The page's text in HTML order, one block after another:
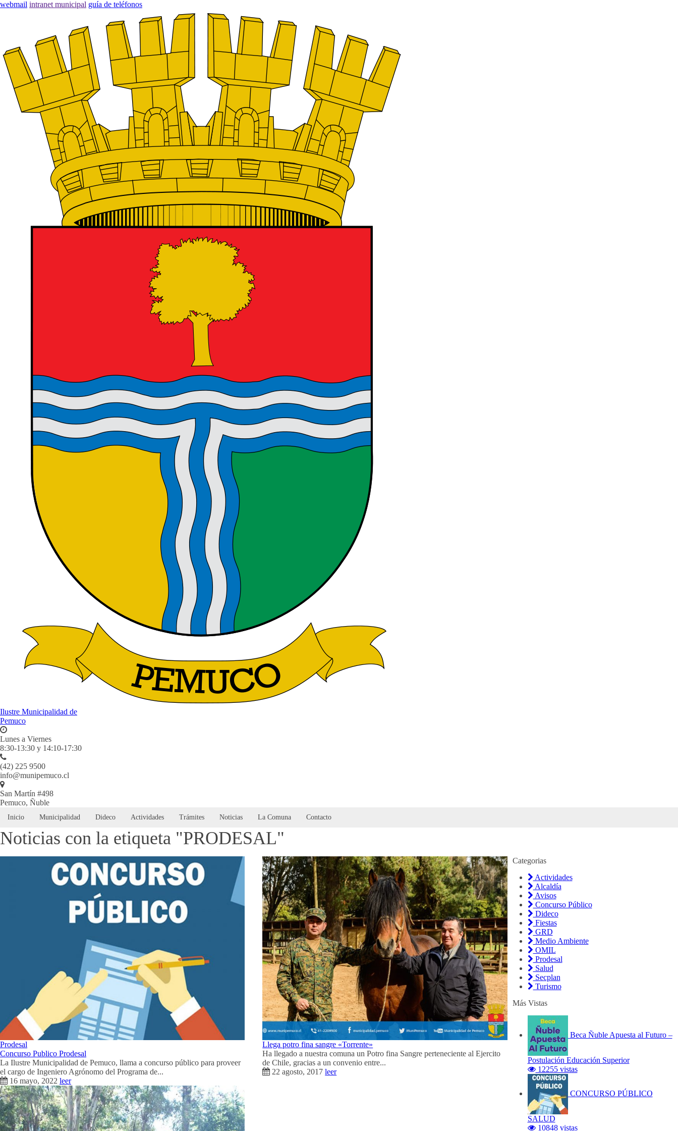
webmail intranet municipal guía de teléfonos
Ilustre Municipalidad de
Pemuco
Lunes a Viernes
8:30-13:30 y 14:10-17:30
(42) 225 9500
info@munipemuco.cl
San Martín #498
Pemuco, Ñuble
Inicio Municipalidad Dideco Actividades Trámites Noticias La Comuna Contacto
Noticias con la etiqueta "PRODESAL"
Prodesal
Concurso Publico Prodesal
La Ilustre Municipalidad de Pemuco, llama a concurso público para proveer
el cargo de Ingeniero Agrónomo del Programa de...
16 mayo, 2022 leer
Llega potro fina sangre «Torrente»
Ha llegado a nuestra comuna un Potro fina Sangre perteneciente al Ejercito
de Chile, gracias a un convenio entre...
22 agosto, 2017 leer
Categorias
Actividades
Alcaldía
Avisos
Concurso Público
Dideco
Fiestas
GRD
Medio Ambiente
OMIL
Prodesal
Salud
Secplan
Turismo
Más Vistas
Beca Ñuble Apuesta al Futuro –
Postulación Educación Superior
12255 vistas
CONCURSO PÚBLICO
SALUD
10848 vistas